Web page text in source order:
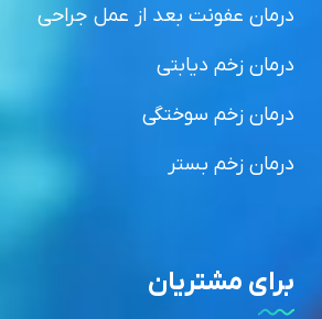
درمان عفونت بعد از عمل جراحی
درمان زخم دیابتی
درمان زخم سوختگی
درمان زخم بستر
برای مشتریان